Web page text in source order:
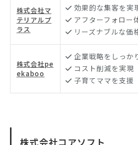
株式会社マ
テリアルプ
ラス
効果的な集客を実
アフターフォロー
リーズナブルな価
株式会社pe
ekaboo
企業戦略をしっか
コスト削減を実現
子育てママを支援
株式会社コアソフト